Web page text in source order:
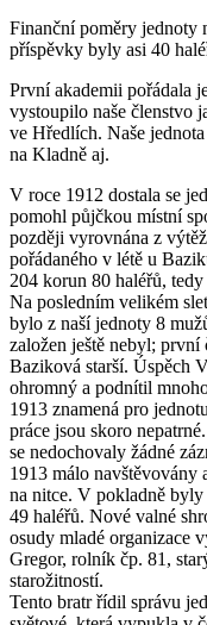
Finanční poměry jednoty
příspěvky byly asi 40
První akademii pořádala
vystoupilo naše členstvo
ve Hředlích. Naše
na Kladně aj.
V roce 1912 dostala se
pomohl půjčkou místní
později vyrovnána z
pořádaného v létě u
204 korun 80 haléřů,
Na posledním velikém
bylo z naší jednoty 8
založen ještě nebyl;
Baziková starší. Úspěch
ohromný a podnítil
1913 znamená pro
práce jsou skoro
se nedochovaly žádné
1913 málo navštěvovány
na nitce. V pokladně
49 haléřů. Nové valné
osudy mladé organizace
Gregor, rolník čp. 81,
starožitností.
Tento bratr řídil správu